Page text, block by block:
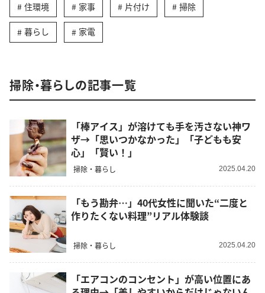
住環境 家事 片付け 掃除
暮らし 家電
掃除・暮らしの記事一覧
「棒アイス」が溶けても手を汚さない神ワ
ザ→「思いつかなかった」「子どもも安
心」「賢い！」
掃除・暮らし 2025.04.20
「もう勘弁…」40代女性に聞いた“二度と
作りたくない料理”リアル体験談
掃除・暮らし 2025.04.20
「エアコンのコンセント」が高い位置にあ